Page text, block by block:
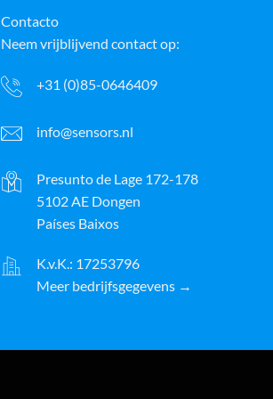
Contacto
Neem vrijblijvend contact op:
+31 (0)85-0646409
info@sensors.nl
Presunto de Lage 172-178
5102 AE Dongen
Países Baixos
K.v.K.: 17253796
Meer bedrijfsgegevens →